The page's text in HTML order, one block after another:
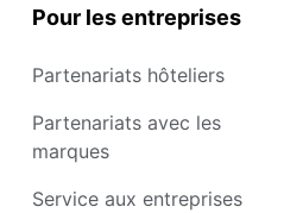
Pour les entreprises
Partenariats hôteliers
Partenariats avec les
marques
Service aux entreprises